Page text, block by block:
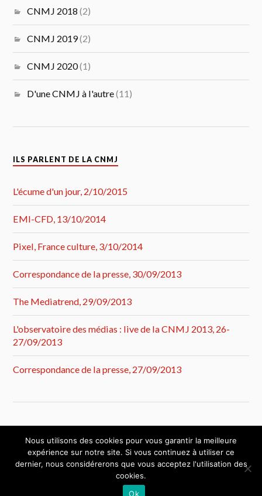
CNMJ 2018 (2)
CNMJ 2019(2)
CNMJ 2020(1)
D'une CNMJ à l'autre(11)
ILS PARLENT DE LA CNMJ
L'écume d'un jour, 2/10/2015
EMI-CFD, 13/10/2014
Pixel, France culture, 3/10/2014
Correspondance de la presse, 30/09/2013
The Mediatrend, 29/09/2013
L'observatoire des médias : live de la CNMJ 2013, 26-
27/09/2013
Correspondance de la presse, 27/09/2013
FIÈREMENT PROPULSÉ PARWORDPRESS
ANDERS NORÉN
Nous utilisons des cookies pour vous garantir la meilleure
expérience sur notre site. Si vous continuez à utiliser ce
dernier, nous considérerons que vous acceptez l'utilisation des
cookies.
Ok